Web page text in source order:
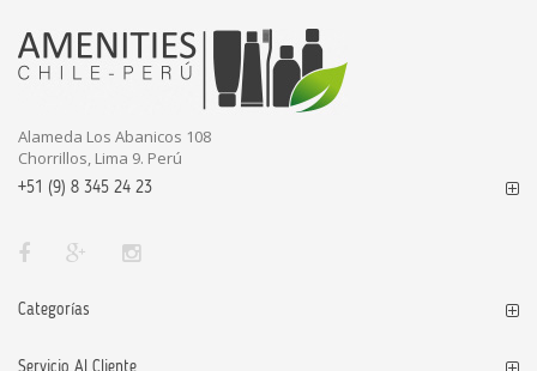
Alameda Los Abanicos 108
Chorrillos, Lima 9. Perú
+51 (9) 8 345 24 23
Categorías